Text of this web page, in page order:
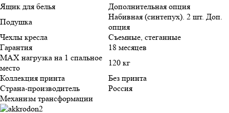
Ящик для белья
Дополнительная опция
Подушка
Набивная (синтепух). 2 шт. Доп.
опция
Чехлы кресла
Съемные, стеганные
Гарантия
18 месяцев
MAX нагрузка на 1 спальное
место
120 кг
Коллекция принта
Без принта
Страна-производитель
Россия
Механизм трансформации